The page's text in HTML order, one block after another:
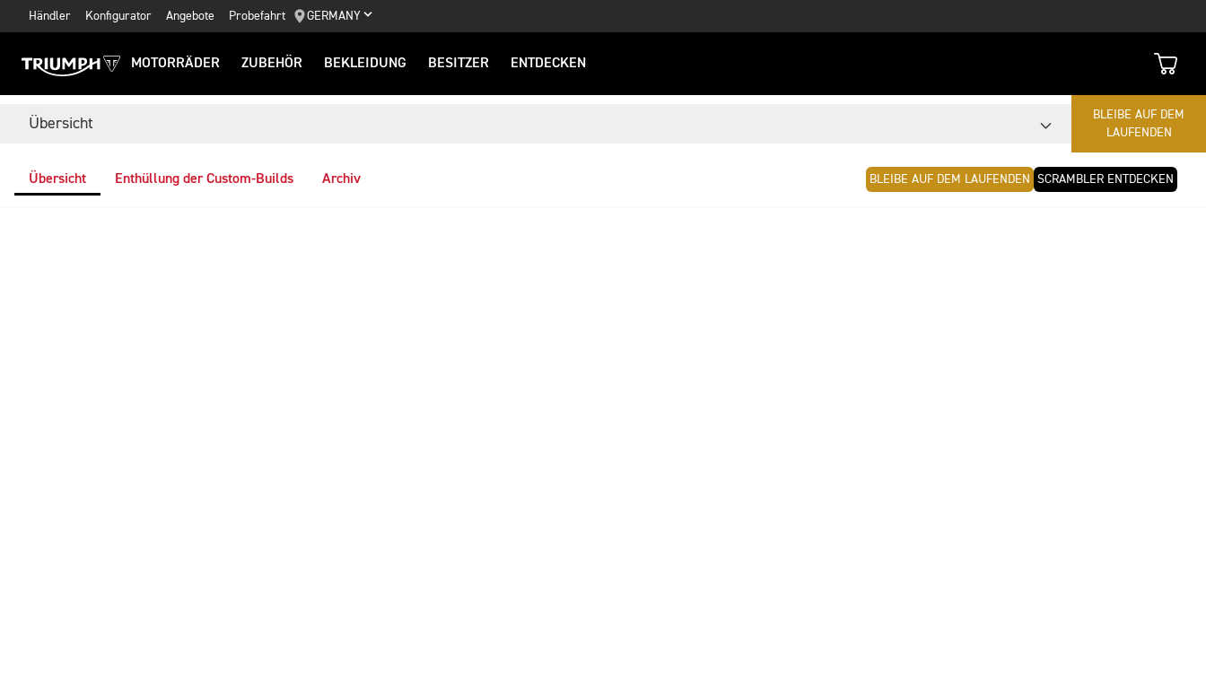
Händler Konfigurator Angebote Probefahrt GERMANY
MOTORRÄDER ZUBEHÖR BEKLEIDUNG BESITZER ENTDECKEN
Übersicht
BLEIBE AUF DEM
LAUFENDEN
Übersicht Enthüllung der Custom-Builds Archiv BLEIBE AUF DEM LAUFENDEN SCRAMBLER ENTDECKEN